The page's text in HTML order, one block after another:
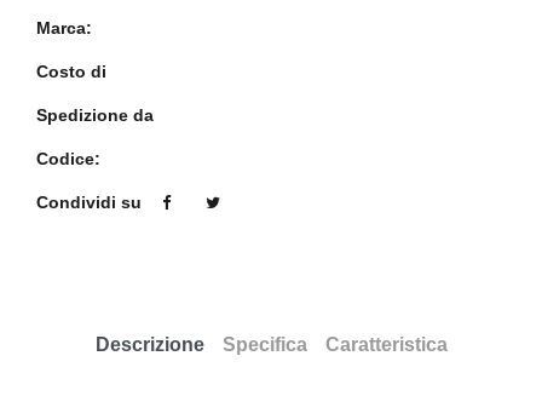
Marca:
Costo di
Spedizione da
Codice:
Condividi su
Descrizione Specifica Caratteristica